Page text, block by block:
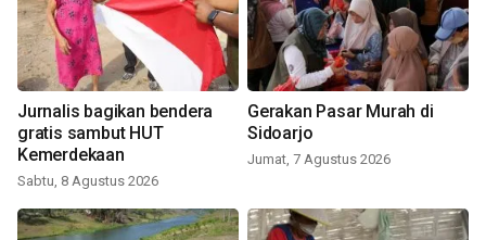
Jurnalis bagikan bendera
gratis sambut HUT
Kemerdekaan
Sabtu, 8 Agustus 2026
Gerakan Pasar Murah di
Sidoarjo
Jumat, 7 Agustus 2026